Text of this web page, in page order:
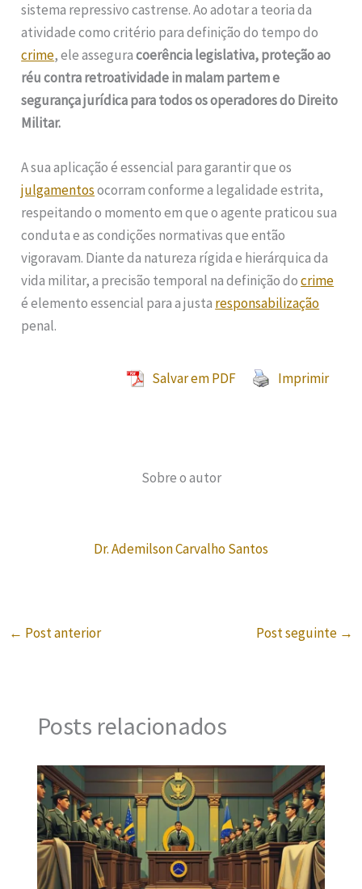
sistema repressivo castrense. Ao adotar a teoria da
atividade como critério para definição do tempo do
crime, ele asseguracoerência legislativa, proteção ao
réu contra retroatividade in malam partem e
segurança jurídica para todos os operadores do Direito
Militar.
A sua aplicação é essencial para garantir que os
julgamentosocorram conforme a legalidade estrita,
respeitando o momento em que o agente praticou sua
conduta e as condições normativas que então
vigoravam. Diante da natureza rígida e hierárquica da
vida militar, a precisão temporal na definição docrime
é elemento essencial para a justa responsabilização
penal.
Salvar em PDF Imprimir
Sobre o autor
Dr. Ademilson Carvalho Santos
← Post anterior Post seguinte →
Posts relacionados